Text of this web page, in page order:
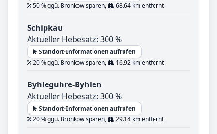
50 % ggü. Bronkow sparen,
68.64 km entfernt
Schipkau
Aktueller Hebesatz: 300 %
Standort-Informationen aufrufen
20 % ggü. Bronkow sparen,
16.92 km entfernt
Byhleguhre-Byhlen
Aktueller Hebesatz: 300 %
Standort-Informationen aufrufen
20 % ggü. Bronkow sparen,
29.14 km entfernt